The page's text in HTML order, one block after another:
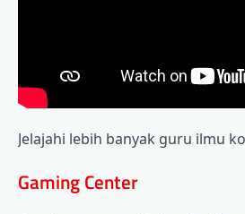
Jelajahi lebih banyak guru ilmu
Gaming Center